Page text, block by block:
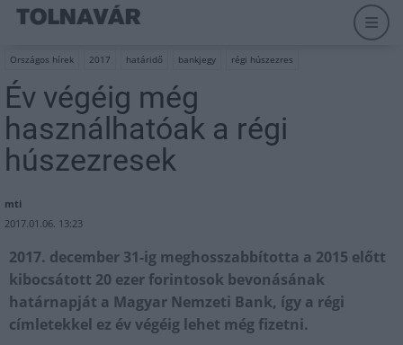
Országos hírek 2017 határidő bankjegy régi húszezres
Év végéig még
használhatóak a régi
húszezresek
mti
2017.01.06. 13:23
2017. december 31-ig meghosszabbította a 2015 előtt
kibocsátott 20 ezer forintosok bevonásának
határnapját a Magyar Nemzeti Bank, így a régi
címletekkel ez év végéig lehet még fizetni.